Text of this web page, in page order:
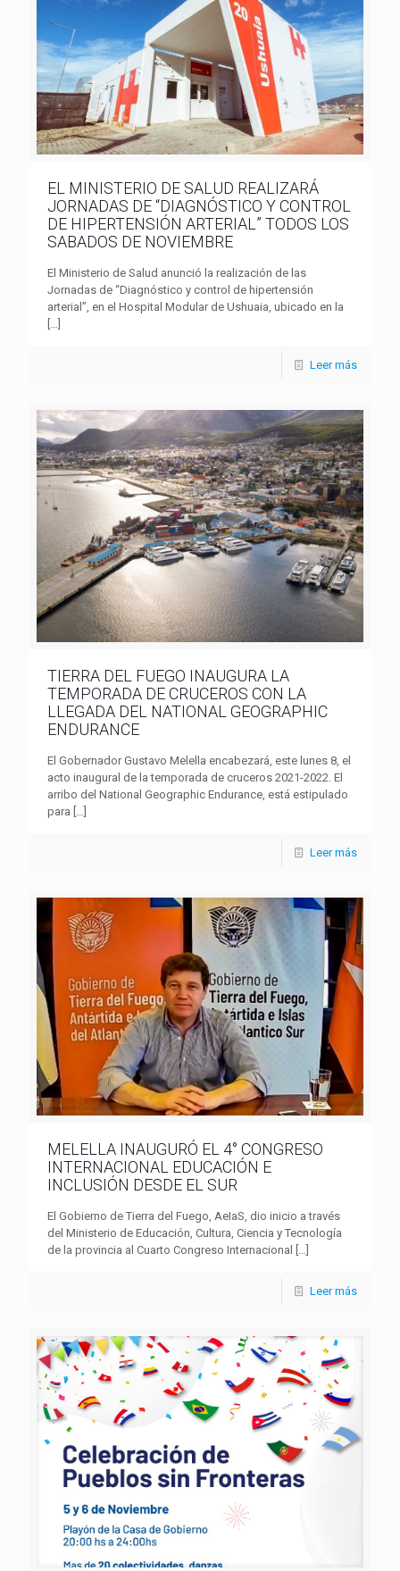
EL MINISTERIO DE SALUD REALIZARÁ
JORNADAS DE “DIAGNÓSTICO Y CONTROL
DE HIPERTENSIÓN ARTERIAL” TODOS LOS
SABADOS DE NOVIEMBRE
El Ministerio de Salud anunció la realización de las
Jornadas de “Diagnóstico y control de hipertensión
arterial”, en el Hospital Modular de Ushuaia, ubicado en la
[…]
Leer más
TIERRA DEL FUEGO INAUGURA LA
TEMPORADA DE CRUCEROS CON LA
LLEGADA DEL NATIONAL GEOGRAPHIC
ENDURANCE
El Gobernador Gustavo Melella encabezará, este lunes 8, el
acto inaugural de la temporada de cruceros 2021-2022. El
arribo del National Geographic Endurance, está estipulado
para […]
Leer más
MELELLA INAUGURÓ EL 4° CONGRESO
INTERNACIONAL EDUCACIÓN E
INCLUSIÓN DESDE EL SUR
El Gobierno de Tierra del Fuego, AeIaS, dio inicio a través
del Ministerio de Educación, Cultura, Ciencia y Tecnología
de la provincia al Cuarto Congreso Internacional
Leer más